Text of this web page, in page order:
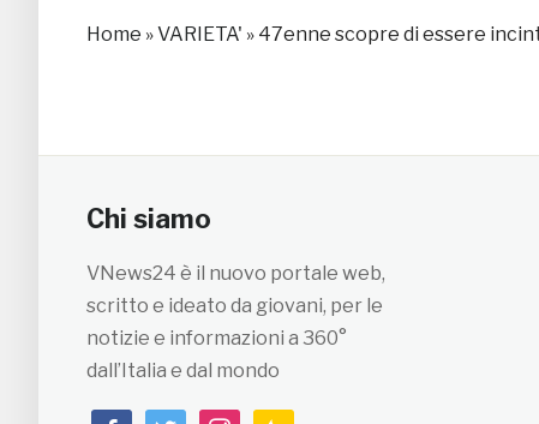
Home »VARIETA' » 47enne scopre di essere
Chi siamo
VNews24 è il nuovo portale web,
scritto e ideato da giovani, per le
notizie e informazioni a 360°
dall’Italia e dal mondo